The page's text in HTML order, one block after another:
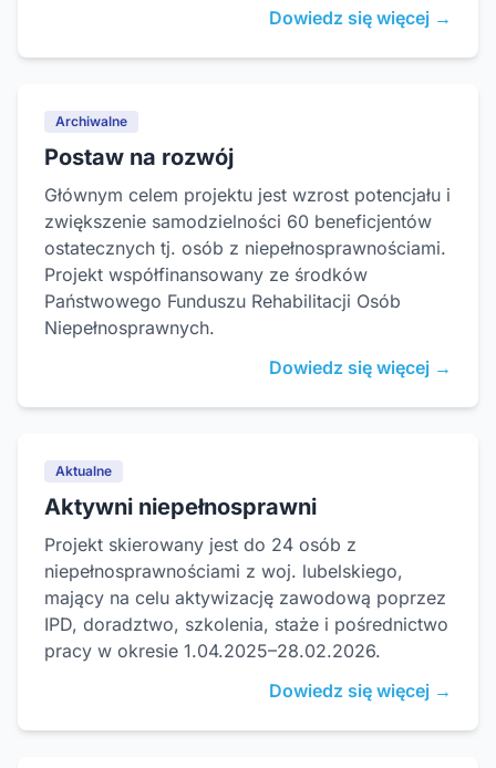
Dowiedz się więcej →
Archiwalne
Postaw na rozwój
Głównym celem projektu jest wzrost potencjału i
zwiększenie samodzielności 60 beneficjentów
ostatecznych tj. osób z niepełnosprawnościami.
Projekt współfinansowany ze środków
Państwowego Funduszu Rehabilitacji Osób
Niepełnosprawnych.
Dowiedz się więcej →
Aktualne
Aktywni niepełnosprawni
Projekt skierowany jest do 24 osób z
niepełnosprawnościami z woj. lubelskiego,
mający na celu aktywizację zawodową poprzez
IPD, doradztwo, szkolenia, staże i pośrednictwo
pracy w okresie 1.04.2025–28.02.2026.
Dowiedz się więcej →